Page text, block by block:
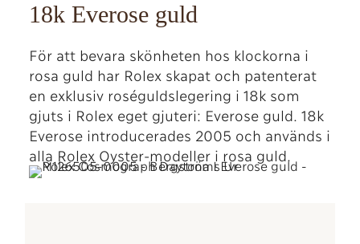
18k Everose guld
För att bevara skönheten hos klockorna i
rosa guld har Rolex skapat och patenterat
en exklusiv roséguldslegering i 18k som
gjuts i Rolex eget gjuteri: Everose guld. 18k
Everose introducerades 2005 och används i
alla Rolex Oyster-modeller i rosa guld.